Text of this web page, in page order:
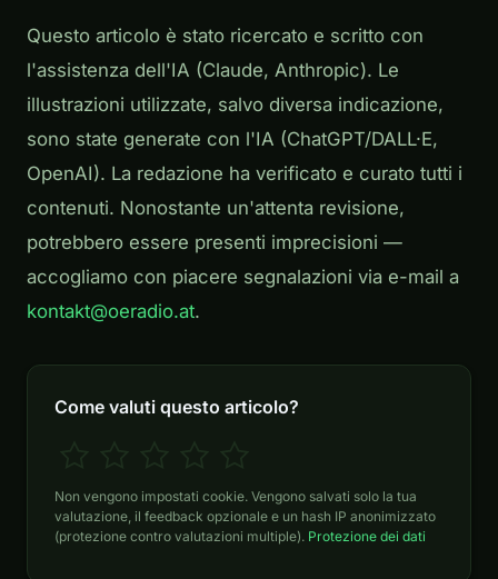
Questo articolo è stato ricercato e scritto con
l'assistenza dell'IA (Claude, Anthropic). Le
illustrazioni utilizzate, salvo diversa indicazione,
sono state generate con l'IA (ChatGPT/DALL·E,
OpenAI). La redazione ha verificato e curato tutti i
contenuti. Nonostante un'attenta revisione,
potrebbero essere presenti imprecisioni —
accogliamo con piacere segnalazioni via e-mail a
kontakt@oeradio.at.
Come valuti questo articolo?
Non vengono impostati cookie. Vengono salvati solo la tua
valutazione, il feedback opzionale e un hash IP anonimizzato
(protezione contro valutazioni multiple). Protezione dei dati